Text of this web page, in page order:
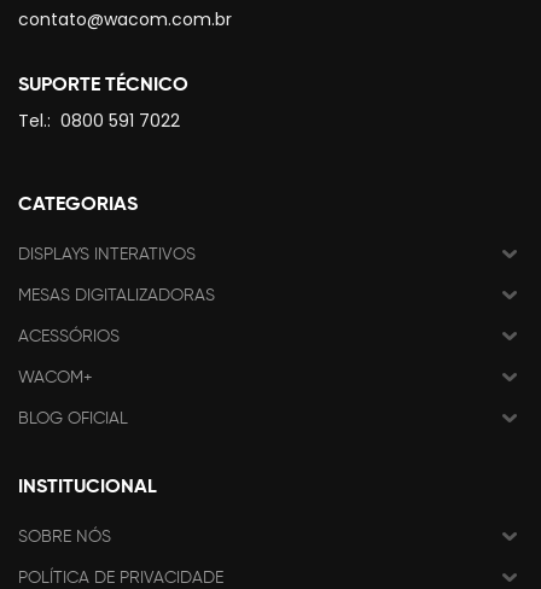
contato@wacom.com.br
SUPORTE TÉCNICO
Tel.: 0800 591 7022
CATEGORIAS
DISPLAYS INTERATIVOS
MESAS DIGITALIZADORAS
ACESSÓRIOS
WACOM+
BLOG OFICIAL
INSTITUCIONAL
SOBRE NÓS
POLÍTICA DE PRIVACIDADE